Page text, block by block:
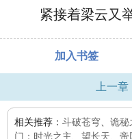
紧接着梁云又举
加入书签
上一章
相关推荐： 斗破苍穹 诡秘
门：时光之主
望长天 帝